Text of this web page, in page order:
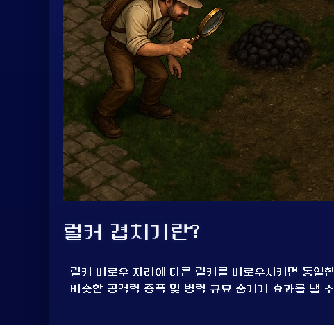
럴커 겹치기란?
럴커 버로우 자리에 다른 럴커를 버로우시키면 동일
비슷한 공격력 증폭 및 병력 규묘 숨기기 효과를 낼